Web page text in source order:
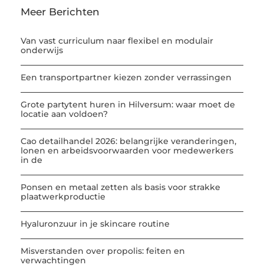
Meer Berichten
Van vast curriculum naar flexibel en modulair
onderwijs
Een transportpartner kiezen zonder verrassingen
Grote partytent huren in Hilversum: waar moet de
locatie aan voldoen?
Cao detailhandel 2026: belangrijke veranderingen,
lonen en arbeidsvoorwaarden voor medewerkers
in de
Ponsen en metaal zetten als basis voor strakke
plaatwerkproductie
Hyaluronzuur in je skincare routine
Misverstanden over propolis: feiten en
verwachtingen